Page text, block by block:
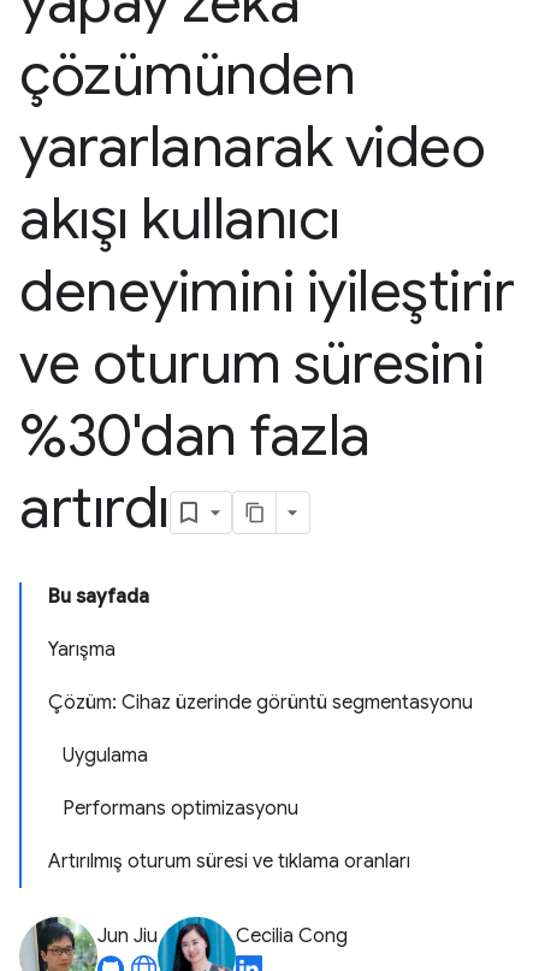
çözümünden
yararlanarak video
akışı kullanıcı
deneyimini iyileştirir
ve oturum süresini
%30'dan fazla
artırdı
Bu sayfada
Yarışma
Çözüm: Cihaz üzerinde görüntü segmentasyonu
Uygulama
Performans optimizasyonu
Artırılmış oturum süresi ve tıklama oranları
Jun Jiu Cecilia Cong